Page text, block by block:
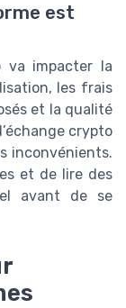
est
va impacter la
les frais
et la qualité
crypto
inconvénients.
et de lire des
avant de se